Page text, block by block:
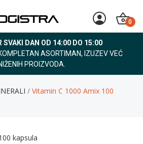
0
SVAKI DAN OD 14:00 DO 15:00
ASORTIMAN, IZUZEV VEĆ
PROIZVODA.
Vitamin C 1000 Amix 100